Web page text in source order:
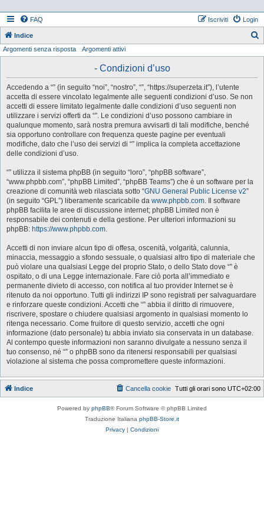
FAQ Login
Iscriviti
Indice
Argomenti senza risposta Argomenti attivi
- Condizioni d’uso
Accedendo a “” (in seguito “noi”, “nostro”, “”, “https://superzeta.it”), l’utente
accetta di essere vincolato legalmente alle seguenti condizioni d’uso. Se non
accetti di essere limitato legalmente dalle condizioni d’uso seguenti non
utilizzare i servizi offerti da “”. Le condizioni d’uso possono cambiare in
qualunque momento, sarà nostra premura avvisarti di tali modifiche, benché
sia opportuno controllare con frequenza queste pagine per eventuali
modifiche, dato che l’uso dei servizi di “” implica la completa accettazione
delle condizioni d’uso.
“” utilizza il sistema phpBB (in seguito “loro”, “phpBB software”,
“www.phpbb.com”, “phpBB Limited”, “phpBB Teams”) che è un software per la
creazione di comunità web rilasciata sotto “GNU General Public License v2”
(in seguito “GPL”) liberamente scaricabile da www.phpbb.com. Il software
phpBB facilita le aree di discussione internet; phpBB Limited non è
responsabile dei contenuti e della gestione. Per ulteriori informazioni su
phpBB: https://www.phpbb.com.
Accetti di non inviare alcun tipo di offesa, oscenità, volgarità, calunnia,
minaccia, messaggio a sfondo sessuale, o qualsiasi altro tipo di materiale che
può violare una qualsiasi Legge del proprio Stato, o dello Stato dove “” è
ospitato, o di una Legge internazionale. Fare ciò porta all’immediato e
permanente divieto di accesso, con notifica al tuo provider Internet se è
ritenuto da noi opportuno. Tutti gli indirizzi IP sono registrati per salvaguardare
e rinforzare queste condizioni. Accetti che “” abbia il diritto di rimuovere,
riscrivere, spostare o chiudere qualsiasi argomento in qualsiasi momento lo
ritenga necessario. Come fruitore di questo servizio, accetti che ogni
informazione (dato personale) tu abbia inviato sia conservata in un database.
Al contempo queste informazioni non saranno divulgate a nessuno senza il
tuo consenso, né “” o phpBB sono da ritenersi responsabili per qualsiasi
violazione al sistema che possa compromettere queste informazioni.
Indice Tutti gli orari sono UTC+02:00
Cancella cookie
Powered by phpBB® Forum Software © phpBB Limited
Traduzione Italiana phpBB-Store.it
Privacy | Condizioni